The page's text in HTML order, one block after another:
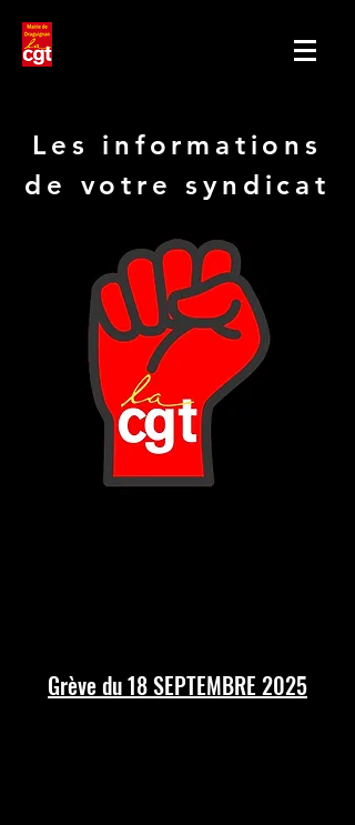
Les informations
de votre syndicat
Grève du 18 SEPTEMBRE 2025